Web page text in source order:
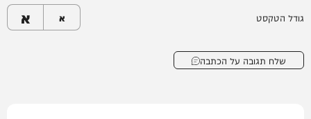
גודל הטקסט א א
שלח תגובה על הכתבה